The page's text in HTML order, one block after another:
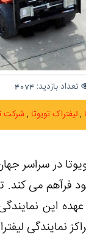
تعداد بازدید: 4074
لیفتراک تویوتا شرکت
در سراسر
فرآهم می
عهده این
نمایندگی